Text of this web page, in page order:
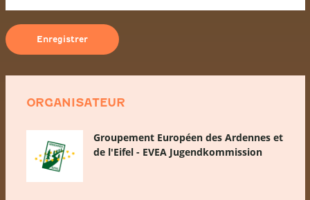
ORGANISATEUR
Groupement Européen des Ardennes et
de l'Eifel - EVEA Jugendkommission